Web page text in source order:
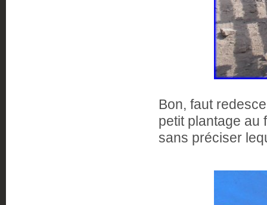
Bon, faut
petit plantage au
sans préciser